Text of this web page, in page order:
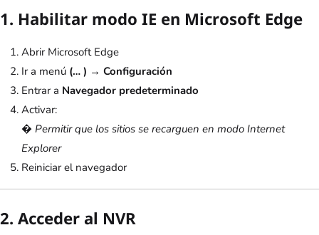
1. Habilitar modo IE en Microsoft Edge
Abrir Microsoft Edge
Ir a menú (… ) → Configuración
Entrar a Navegador predeterminado
Activar:
� Permitir que los sitios se recarguen en modo Internet
Explorer
Reiniciar el navegador
2. Acceder al NVR